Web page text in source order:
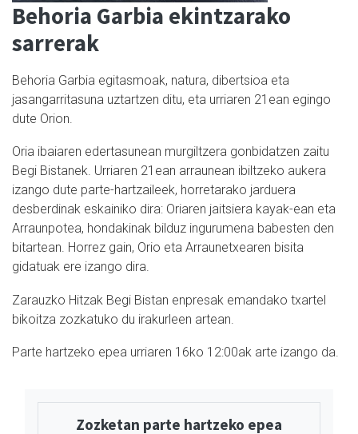
Behoria Garbia ekintzarako
sarrerak
Behoria Garbia egitasmoak, natura, dibertsioa eta
jasangarritasuna uztartzen ditu, eta urriaren 21ean egingo
dute Orion.
Oria ibaiaren edertasunean murgiltzera gonbidatzen zaitu
Begi Bistanek. Urriaren 21ean arraunean ibiltzeko aukera
izango dute parte-hartzaileek, horretarako jarduera
desberdinak eskainiko dira: Oriaren jaitsiera kayak-ean eta
Arraunpotea, hondakinak bilduz ingurumena babesten den
bitartean. Horrez gain, Orio eta Arraunetxearen bisita
gidatuak ere izango dira.
Zarauzko Hitzak Begi Bistan enpresak emandako txartel
bikoitza zozkatuko du irakurleen artean.
Parte hartzeko epea urriaren 16ko 12:00ak arte izango da.
Zozketan parte hartzeko epea